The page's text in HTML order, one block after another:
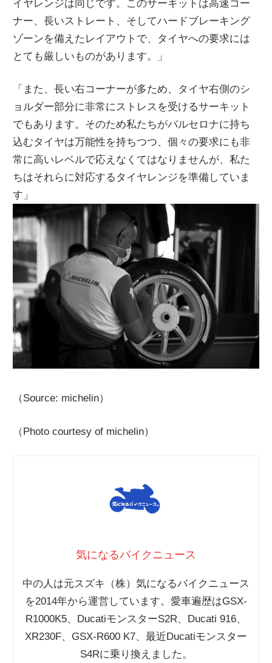
イヤレンジは同じです。このサーキットは高速コー
ナー、長いストレート、そしてハードブレーキング
ゾーンを備えたレイアウトで、タイヤへの要求には
とても厳しいものがあります。」
「また、長い右コーナーが多ため、タイヤ右側のシ
ョルダー部分に非常にストレスを受けるサーキット
でもあります。そのため私たちがバルセロナに持ち
込むタイヤは万能性を持ちつつ、個々の要求にも非
常に高いレベルで応えなくてはなりませんが、私た
ちはそれらに対応するタイヤレンジを準備していま
す」
（Source: michelin）
（Photo courtesy of michelin）
気になるバイクニュース
中の人は元スズキ（株）気になるバイクニュース
を2014年から運営しています。愛車遍歴はGSX-
R1000K5、DucatiモンスターS2R、Ducati 916、
XR230F、GSX-R600 K7、最近Ducatiモンスター
S4Rに乗り換えました。